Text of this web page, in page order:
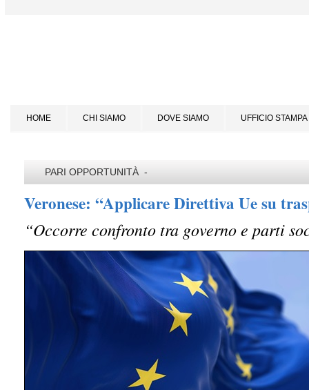
HOME CHI SIAMO DOVE SIAMO UFFICIO STAMPA
PARI OPPORTUNITÀ -
Veronese: “Applicare Direttiva Ue su
“Occorre confronto tra governo e parti